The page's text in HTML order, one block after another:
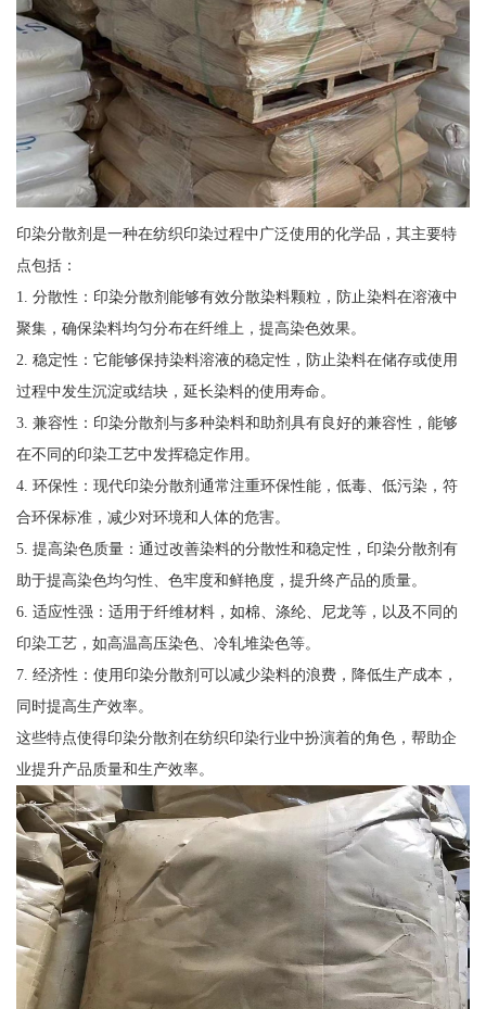
印染分散剂是一种在纺织印染过程中广泛使用的化学品，其主要特
点包括：
1. 分散性：印染分散剂能够有效分散染料颗粒，防止染料在溶液中
聚集，确保染料均匀分布在纤维上，提高染色效果。
2. 稳定性：它能够保持染料溶液的稳定性，防止染料在储存或使用
过程中发生沉淀或结块，延长染料的使用寿命。
3. 兼容性：印染分散剂与多种染料和助剂具有良好的兼容性，能够
在不同的印染工艺中发挥稳定作用。
4. 环保性：现代印染分散剂通常注重环保性能，低毒、低污染，符
合环保标准，减少对环境和人体的危害。
5. 提高染色质量：通过改善染料的分散性和稳定性，印染分散剂有
助于提高染色均匀性、色牢度和鲜艳度，提升终产品的质量。
6. 适应性强：适用于纤维材料，如棉、涤纶、尼龙等，以及不同的
印染工艺，如高温高压染色、冷轧堆染色等。
7. 经济性：使用印染分散剂可以减少染料的浪费，降低生产成本，
同时提高生产效率。
这些特点使得印染分散剂在纺织印染行业中扮演着的角色，帮助企
业提升产品质量和生产效率。